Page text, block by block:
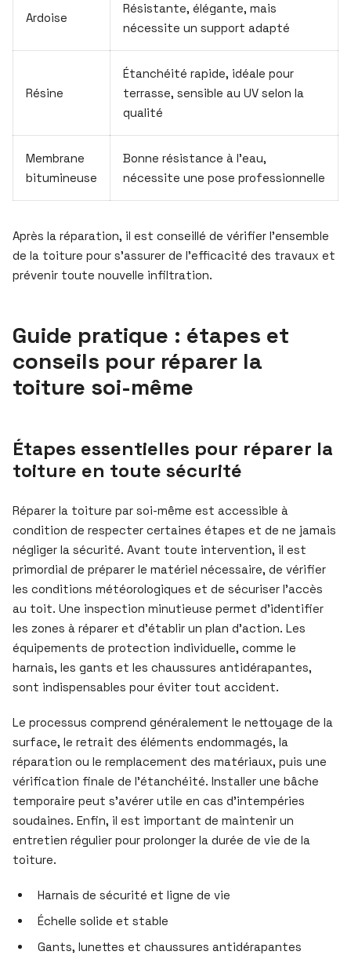
Ardoise
Résistante, élégante, mais
nécessite un support adapté
Résine
Étanchéité rapide, idéale pour
terrasse, sensible au UV selon la
qualité
Membrane
bitumineuse
Bonne résistance à l’eau,
nécessite une pose professionnelle
Après la réparation, il est conseillé de vérifier l’ensemble
de la toiture pour s’assurer de l’efficacité des travaux et
prévenir toute nouvelle infiltration.
Guide pratique : étapes et
conseils pour réparer la
toiture soi-même
Étapes essentielles pour réparer la
toiture en toute sécurité
Réparer la toiture par soi-même est accessible à
condition de respecter certaines étapes et de ne jamais
négliger la sécurité. Avant toute intervention, il est
primordial de préparer le matériel nécessaire, de vérifier
les conditions météorologiques et de sécuriser l’accès
au toit. Une inspection minutieuse permet d’identifier
les zones à réparer et d’établir un plan d’action. Les
équipements de protection individuelle, comme le
harnais, les gants et les chaussures antidérapantes,
sont indispensables pour éviter tout accident.
Le processus comprend généralement le nettoyage de la
surface, le retrait des éléments endommagés, la
réparation ou le remplacement des matériaux, puis une
vérification finale de l’étanchéité. Installer une bâche
temporaire peut s’avérer utile en cas d’intempéries
soudaines. Enfin, il est important de maintenir un
entretien régulier pour prolonger la durée de vie de la
toiture.
Harnais de sécurité et ligne de vie
Échelle solide et stable
Gants, lunettes et chaussures antidérapantes